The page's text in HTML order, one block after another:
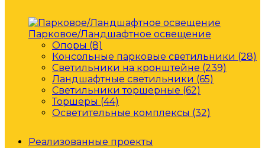
Парковое/Ландшафтное освещение
Опоры (8)
Консольные парковые светильники (28)
Светильники на кронштейне (239)
Ландшафтные светильники (65)
Светильники торшерные (62)
Торшеры (44)
Осветительные комплексы (32)
Реализованные проекты